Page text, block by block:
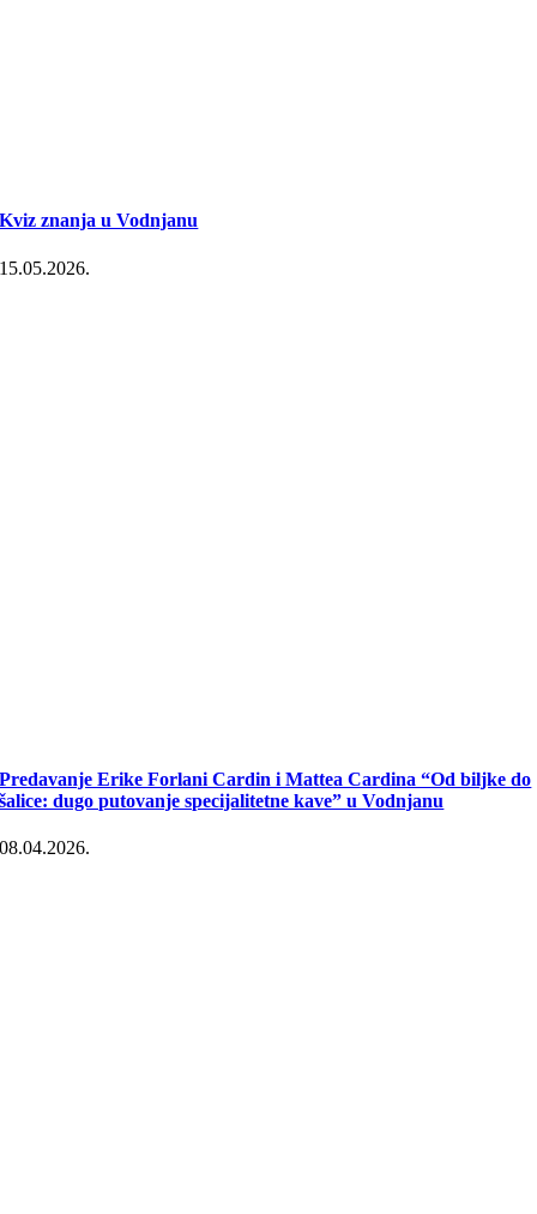
Kviz znanja u Vodnjanu
15.05.2026.
Predavanje Erike Forlani Cardin i Mattea Cardina “Od biljke do
šalice: dugo putovanje specijalitetne kave” u Vodnjanu
08.04.2026.